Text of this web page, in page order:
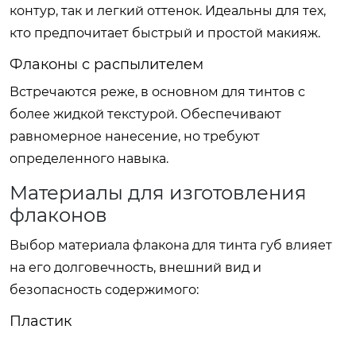
контур, так и легкий оттенок. Идеальны для тех,
кто предпочитает быстрый и простой макияж.
Флаконы с распылителем
Встречаются реже, в основном для тинтов с
более жидкой текстурой. Обеспечивают
равномерное нанесение, но требуют
определенного навыка.
Материалы для изготовления
флаконов
Выбор материала флакона для тинта губ влияет
на его долговечность, внешний вид и
безопасность содержимого:
Пластик